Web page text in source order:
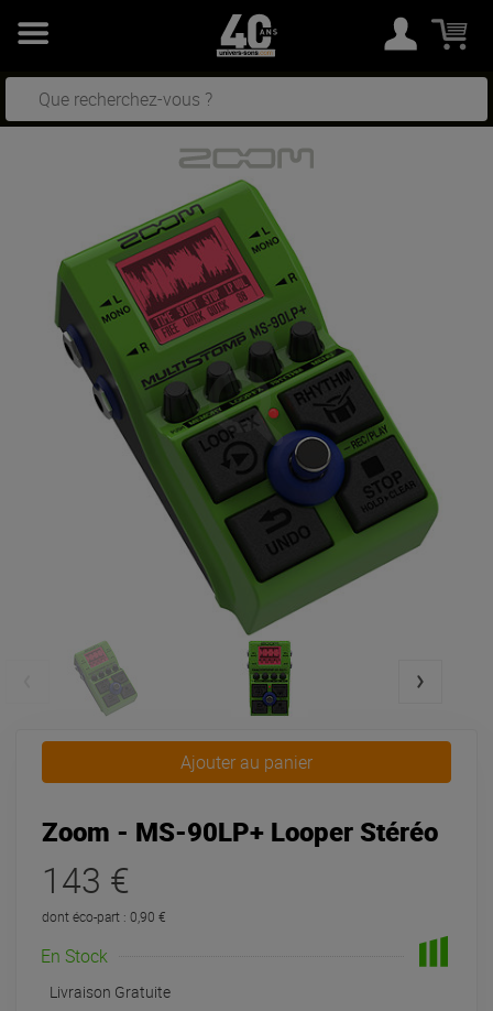
Ajouter au panier
Zoom - MS-90LP+ Looper Stéréo
143 €
dont éco-part : 0,90 €
En Stock
Livraison Gratuite